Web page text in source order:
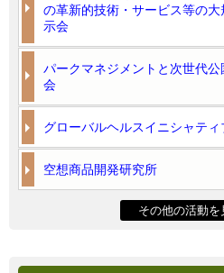
の革新的技術・サービス等の大
示会
パークマネジメントと次世代公
会
グローバルヘルスイニシャティ
空想商品開発研究所
その他の活動を